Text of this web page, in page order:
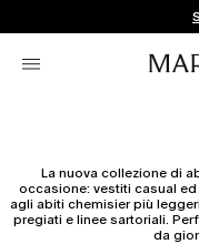
Non hai un
La nuova collezione di
occasione: vestiti casual
agli abiti chemisier più
pregiati e linee sartoriali.
da